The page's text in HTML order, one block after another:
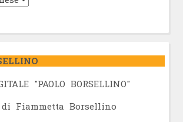
"PAOLO BORSELLINO"
Fiammetta Borsellino